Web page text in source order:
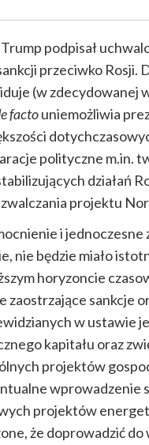
podpisał
przeciwko Rosji.
(w zdecydowanej
factouniemożliwia
polityczne m.in.
działań
projektu
i
nie będzie miało
horyzoncie
zaostrzające sankcje
w ustawie
kapitału oraz
projektów
projektów
że doprowadzić